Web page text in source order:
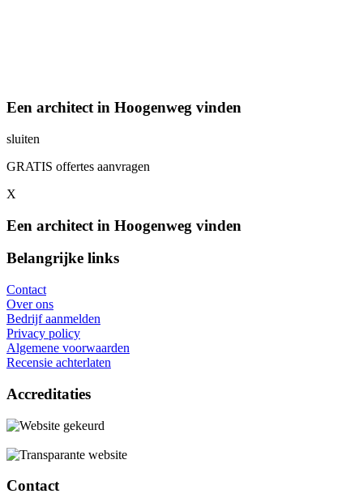
Een architect in Hoogenweg vinden
sluiten
GRATIS offertes aanvragen
X
Een architect in Hoogenweg vinden
Belangrijke links
Contact
Over ons
Bedrijf aanmelden
Privacy policy
Algemene voorwaarden
Recensie achterlaten
Accreditaties
Contact